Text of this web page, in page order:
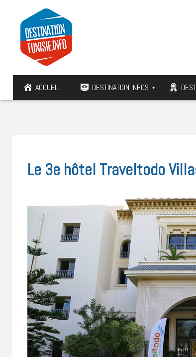
ACCUEIL DESTINATION INFOS
Le 3e hôtel Traveltodo